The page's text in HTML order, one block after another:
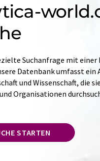
Suchanfrage mit einer
Datenbank umfasst ein
und Wissenschaft, die
Organisationen
STARTEN